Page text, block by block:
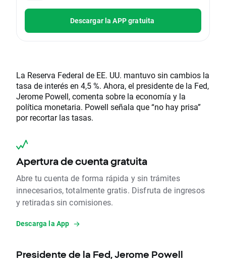
Descargar la APP gratuita
La Reserva Federal de EE. UU. mantuvo sin cambios la
tasa de interés en 4,5 %. Ahora, el presidente de la Fed,
Jerome Powell, comenta sobre la economía y la
política monetaria. Powell señala que “no hay prisa”
por recortar las tasas.
Apertura de cuenta gratuita
Abre tu cuenta de forma rápida y sin trámites
innecesarios, totalmente gratis. Disfruta de ingresos
y retiradas sin comisiones.
Descarga la App
Presidente de la Fed, Jerome Powell